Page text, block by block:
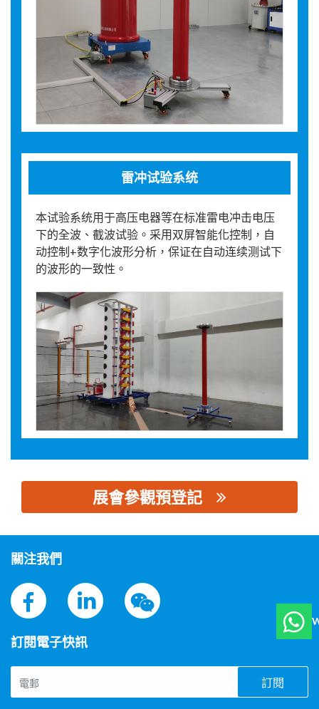
雷冲试验系统
本试验系统用于高压电器等在标准雷电冲击电压
下的全波、截波试验。采用双屏智能化控制，自
动控制+数字化波形分析，保证在自动连续测试下
的波形的一致性。
展會參觀預登記
關注我們
訂閱電子快訊
訂閱